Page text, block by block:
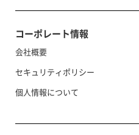
コーポレート情報
会社概要
セキュリティポリシー
個人情報について